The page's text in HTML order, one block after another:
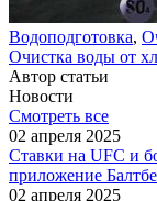
Водоподготовка,
Очистка воды от
Автор статьи
Новости
Смотреть все
02 апреля 2025
Ставки на UFC и
приложение
02 апреля 2025